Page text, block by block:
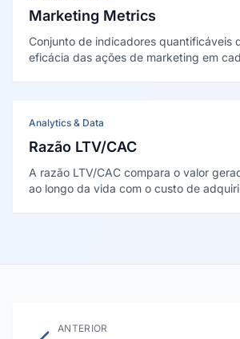
Marketing Metrics
Conjunto de indicadores quantificáveis
eficácia das ações de marketing em
financeiros.
Analytics & Data
Razão LTV/CAC
A razão LTV/CAC compara o valor
ao longo da vida com o custo de
ANTERIOR